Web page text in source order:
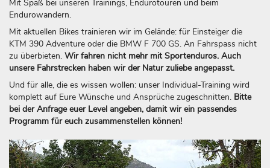
Mit Spaß bei unseren Trainings, Endurotouren und beim
Endurowandern.
Mit aktuellen Bikes trainieren wir im Gelände: für Einsteiger die
KTM 390 Adventure oder die BMW F 700 GS. An Fahrspass nicht
zu überbieten. Wir fahren nicht mehr mit Sportenduros. Auch
unsere Fahrstrecken haben wir der Natur zuliebe angepasst.
Und für alle, die es wissen wollen: unser Individual-Training wird
komplett auf Eure Wünsche und Ansprüche zugeschnitten. Bitte
bei der Anfrage euer Level angeben, damit wir ein passendes
Programm für euch zusammenstellen können!